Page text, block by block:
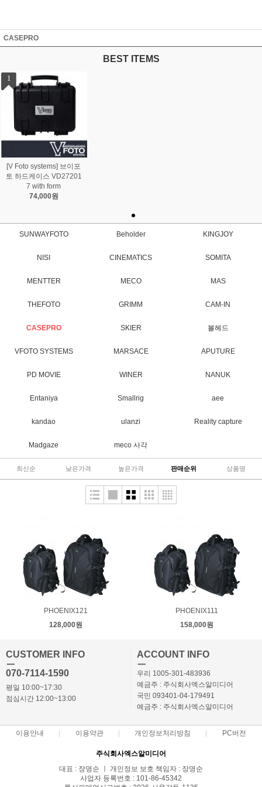
CASEPRO
BEST ITEMS
1
[V Foto systems] 브이포
토 하드케이스 VD27201
7 with form
74,000원
SUNWAYFOTO Beholder KINGJOY
NISI CINEMATICS SOMITA
MENTTER MECO MAS
THEFOTO GRIMM CAM-IN
CASEPRO SKIER 볼헤드
VFOTO SYSTEMS MARSACE APUTURE
PD MOVIE WINER NANUK
Entaniya Smallrig aee
kandao ulanzi Reality capture
Madgaze meco 사각
최신순 낮은가격 높은가격 판매순위 상품명
PHOENIX121
128,000원
PHOENIX111
158,000원
CUSTOMER INFO
ㅡ
070-7114-1590
평일 10:00~17:30
점심시간 12:00~13:00
ACCOUNT INFO
ㅡ
우리 1005-301-483936
예금주 : 주식회사엑스알미디어
국민 093401-04-179491
예금주 : 주식회사엑스알미디어
이용안내 이용약관 개인정보처리방침 PC버전
주식회사엑스알미디어
대표 : 장명순 ㅣ 개인정보 보호 책임자 : 장명순
사업자 등록번호 : 101-86-45342